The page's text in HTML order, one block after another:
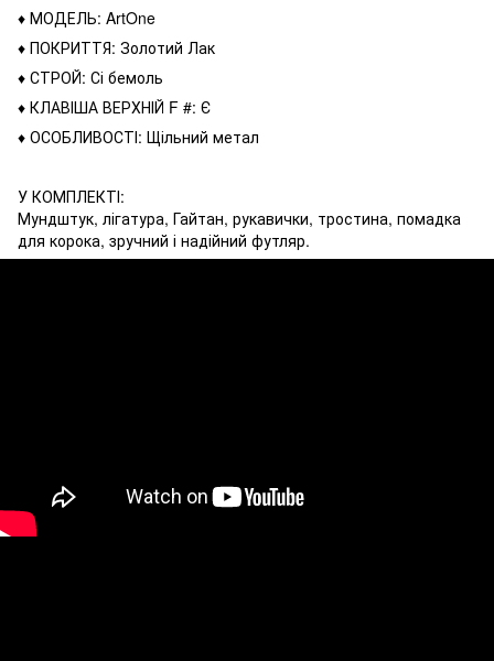
♦ МОДЕЛЬ: ArtOne
♦ ПОКРИТТЯ: Золотий Лак
♦ СТРОЙ: Сі бемоль
♦ КЛАВІША ВЕРХНІЙ F #: Є
♦ ОСОБЛИВОСТІ: Щільний метал
У КОМПЛЕКТІ:
Мундштук, лігатура, Гайтан, рукавички, тростина, помадка
для корока, зручний і надійний футляр.